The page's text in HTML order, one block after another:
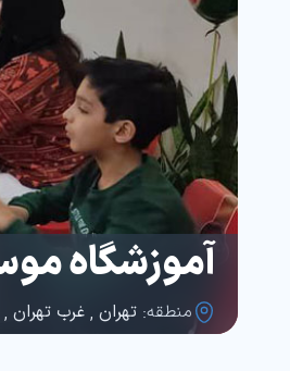
آموزشگاه
منطقه: تهران , غرب تهران ,